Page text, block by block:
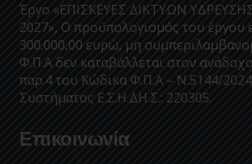
Έργο «ΕΠΙΣΚΕΥΕΣ ΔΙΚΤΥΩΝ
2027», Ο προϋπολογισμός του έργου
300.000,00 ευρώ, μη
Φ.Π.Α δεν καταβάλλεται στον
παρ.4 του Κώδικα Φ.Π.Α – Ν.5144/
Συστήματος Ε.Σ.Η.ΔΗ.Σ.: 220305.
Επικοινωνία